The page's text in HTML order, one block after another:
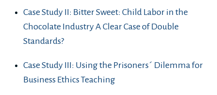
Case Study II: Bitter Sweet: Child Labor in the
Chocolate Industry A Clear Case of Double
Standards?
Case Study III: Using the Prisoners´ Dilemma for
Business Ethics Teaching